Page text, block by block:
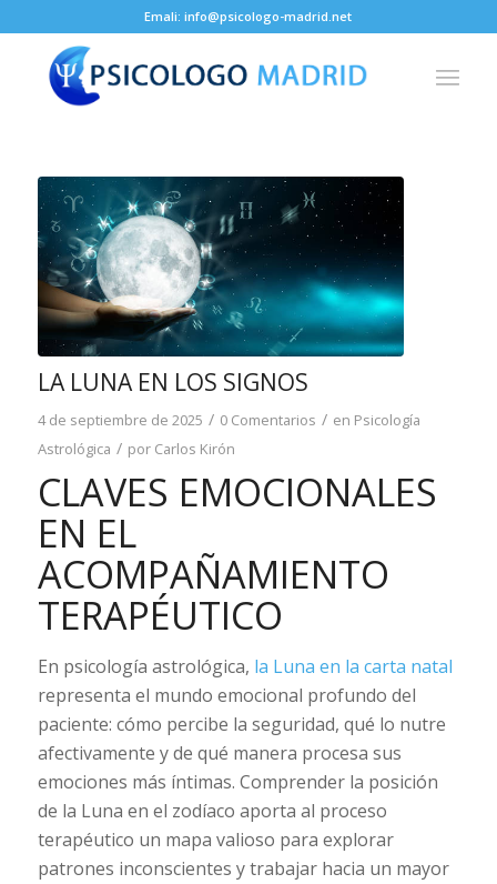
Emali: info@psicologo-madrid.net
LA LUNA EN LOS SIGNOS
4 de septiembre de 2025 / 0 Comentarios / en Psicología
Astrológica / por Carlos Kirón
CLAVES EMOCIONALES
EN EL
ACOMPAÑAMIENTO
TERAPÉUTICO
En psicología astrológica, la Luna en la carta natal
representa el mundo emocional profundo del
paciente: cómo percibe la seguridad, qué lo nutre
afectivamente y de qué manera procesa sus
emociones más íntimas. Comprender la posición
de la Luna en el zodíaco aporta al proceso
terapéutico un mapa valioso para explorar
patrones inconscientes y trabajar hacia un mayor